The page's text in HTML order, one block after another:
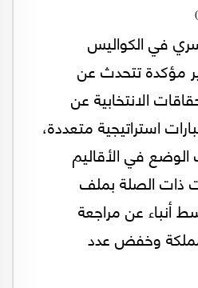
في الكواليس
مؤكدة تتحدث عن
الانتخابية عن
استراتيجية متعددة،
في الأقاليم
ذات الصلة بملف
أنباء عن مراجعة
وخفض عدد